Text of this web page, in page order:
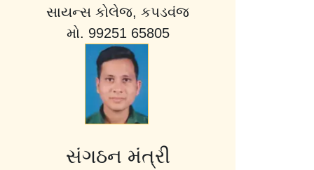
સાયન્સ કોલેજ, કપડવંજ
મો. 99251 65805
સંગઠન મંત્રી